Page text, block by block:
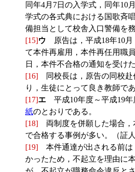
同年4月7日の入学式，同年10
学式の各式典における国歌斉
備担当として校舎入口警備を
[15]ウ 原告は，平成18年10月
て本件再雇用，本件再任用職
日，本件不合格の通知を受けた
[16] 同校長は，原告の同校赴
り，生徒にとって良き教師で
[17]エ 平成10年度～平成19年
紙のとおりである。
[18] 両制度を併願した場合，
で合格する事例が多い。（証人
[19] 本件通達が出される前は
かったため，不起立を理由に